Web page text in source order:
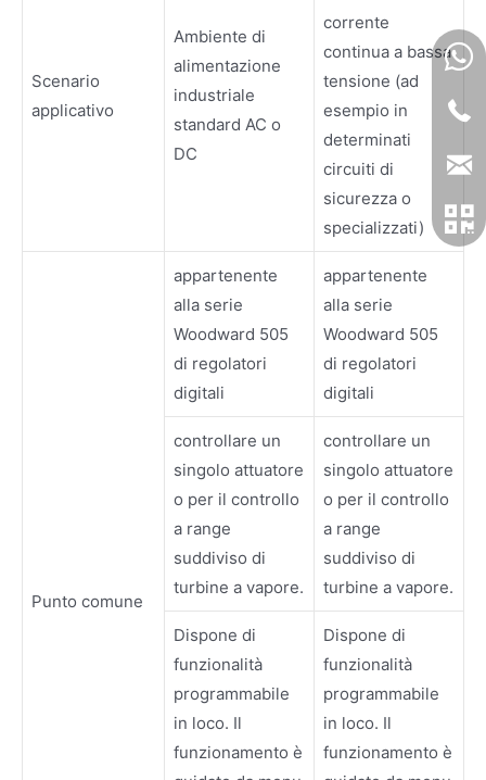
Scenario
applicativo
Ambiente di
alimentazione
industriale
standard AC o
DC
corrente
continua a bassa
tensione (ad
esempio in
determinati
circuiti di
sicurezza o
specializzati)
Punto comune
appartenente
alla serie
Woodward 505
di regolatori
digitali
appartenente
alla serie
Woodward 505
di regolatori
digitali
controllare un
singolo attuatore
o per il controllo
a range
suddiviso di
turbine a vapore.
controllare un
singolo attuatore
o per il controllo
a range
suddiviso di
turbine a vapore.
Dispone di
funzionalità
programmabile
in loco. Il
funzionamento è
Dispone di
funzionalità
programmabile
in loco. Il
funzionamento è